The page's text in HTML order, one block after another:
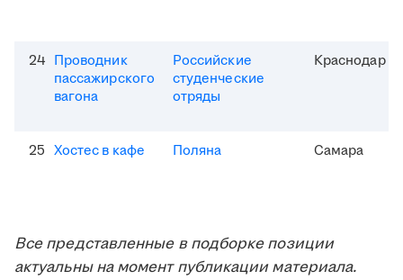
24 Проводник
пассажирского
вагона
Российские
студенческие
отряды
Краснодар
25 Хостес в кафе Поляна Самара
Все представленные в подборке позиции
актуальны на момент публикации материала.